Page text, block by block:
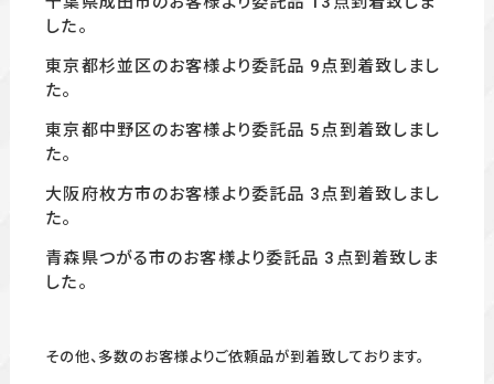
した。
東京都杉並区のお客様より委託品 9点到着致しまし
た。
東京都中野区のお客様より委託品 5点到着致しまし
た。
大阪府枚方市のお客様より委託品 3点到着致しまし
た。
青森県つがる市のお客様より委託品 3点到着致しま
した。
その他、多数のお客様よりご依頼品が到着致しております。